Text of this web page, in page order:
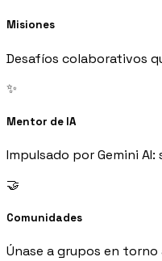
Misiones
Desafíos colaborativos
✨
Mentor de IA
Impulsado por Gemini
🤝
Comunidades
Únase a grupos en